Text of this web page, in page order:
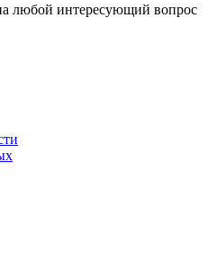
любой интересующий вопрос